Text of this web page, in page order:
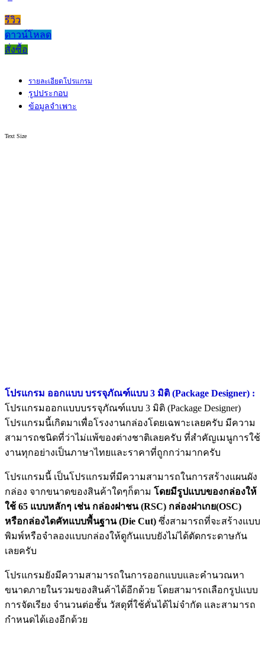
รีวิว
ดาวน์โหลด
สั่งซื้อ
รายละเอียดโปรแกรม
รูปประกอบ
ข้อมูลจำเพาะ
Text Size
โปรแกรม ออกแบบ บรรจุภัณฑ์แบบ 3 มิติ (Package Designer) :
โปรแกรมออกแบบบรรจุภัณฑ์แบบ 3 มิติ (Package Designer)
โปรแกรมนี้เกิดมาเพื่อโรงงานกล่องโดยเฉพาะเลยครับ มีความ
สามารถชนิดที่ว่าไม่แพ้ของต่างชาติเลยครับ ที่สำคัญเมนูการใช้
งานทุกอย่างเป็นภาษาไทยและราคาที่ถูกกว่ามากครับ
โปรแกรมนี้ เป็นโปรแกรมที่มีความสามารถในการสร้างแผนผัง
กล่อง จากขนาดของสินค้าใดๆก็ตาม โดยมีรูปแบบของกล่องให้
ใช้ 65 แบบหลักๆ เช่น กล่องฝาชน (RSC) กล่องฝาเกย(OSC)
หรือกล่องไดคัทแบบพื้นฐาน (Die Cut) ซึ่งสามารถที่จะสร้างแบบ
พิมพ์หรือจำลองแบบกล่องให้ดูกันแบบยังไม่ได้ตัดกระดาษกัน
เลยครับ
โปรแกรมยังมีความสามารถในการออกแบบและคำนวณหา
ขนาดภายในรวมของสินค้าได้อีกด้วย โดยสามารถเลือกรูปแบบ
การจัดเรียง จำนวนต่อชั้น วัสดุที่ใช้คั่นได้ไม่จำกัด และสามารถ
กำหนดได้เองอีกด้วย